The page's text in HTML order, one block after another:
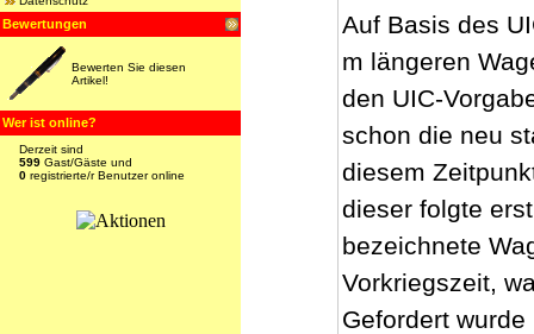
Bewertungen
Bewerten Sie diesen
Artikel!
Wer ist online?
Derzeit sind
599 Gast/Gäste und
0 registrierte/r Benutzer online
Auf Basis des
m längeren
den UIC-
schon die neu
diesem
dieser folgte
bezeichnete
Vorkriegszeit,
Gefordert